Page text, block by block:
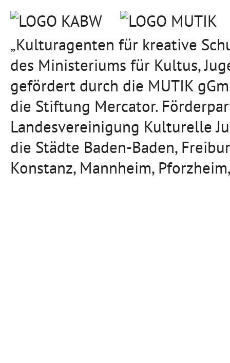
„Kulturagenten für kreative
des Ministeriums für Kultus,
gefördert durch die MUTIK
die Stiftung Mercator.
Landesvereinigung Kulturelle
die Städte Baden-Baden,
Konstanz, Mannheim,